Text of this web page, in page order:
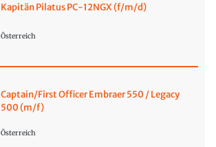
Kapitän Pilatus PC-12NGX (f/m/d)
Österreich
Captain/First Officer Embraer 550 / Legacy
500 (m/f)
Österreich